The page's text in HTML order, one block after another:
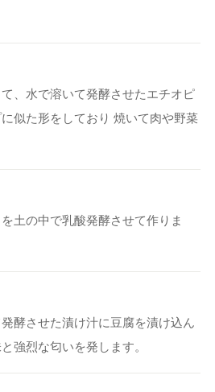
、水で溶いて発酵させたエチオピ
似た形をしており 焼いて肉や野菜
土の中で乳酸発酵させて作りま
酵させた漬け汁に豆腐を漬け込ん
強烈な匂いを発します。